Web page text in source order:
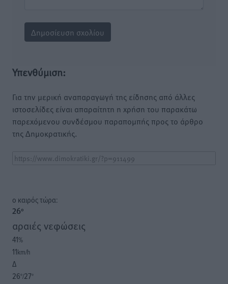
Υπενθύμιση:
Για την μερική αναπαραγωγή της είδησης από άλλες
ιστοσελίδες είναι απαραίτητη η χρήση του παρακάτω
παρεχόμενου συνδέσμου παραπομπής προς το άρθρο
της Δημοκρατικής.
o καιρός τώρα:
26°
αραιές νεφώσεις
41%
11km/h
Δ
26°/27°